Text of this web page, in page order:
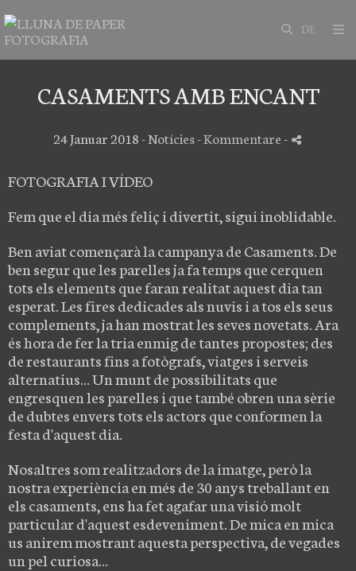
CASAMENTS AMB ENCANT
24 Januar 2018 -Notícies- Kommentare-
FOTOGRAFIA I VÍDEO
Fem que el dia més feliç i divertit, sigui inoblidable.
Ben aviat començarà la campanya de Casaments. De
ben segur que les parelles ja fa temps que cerquen
tots els elements que faran realitat aquest dia tan
esperat. Les fires dedicades als nuvis i a tos els seus
complements, ja han mostrat les seves novetats. Ara
és hora de fer la tria enmig de tantes propostes; des
de restaurants fins a fotògrafs, viatges i serveis
alternatius... Un munt de possibilitats que
engresquen les parelles i que també obren una sèrie
de dubtes envers tots els actors que conformen la
festa d'aquest dia.
Nosaltres som realitzadors de la imatge, però la
nostra experiència en més de 30 anys treballant en
els casaments, ens ha fet agafar una visió molt
particular d'aquest esdeveniment. De mica en mica
us anirem mostrant aquesta perspectiva, de vegades
un pel curiosa...